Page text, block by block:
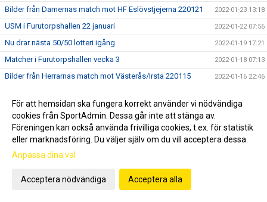
Bilder från Damernas match mot HF Eslövstjejerna 220121 2022-01-23 13:18
USM i Furutorpshallen 22 januari 2022-01-22 07:56
Nu drar nästa 50/50 lotteri igång 2022-01-19 17:21
Matcher i Furutorpshallen vecka 3 2022-01-18 07:13
Bilder från Herrarnas match mot Västerås/Irsta 220115 2022-01-16 22:46
Ändringar i schemat för helgens matcher 2022-01-13 16:53
Lördagens hemmamatch mot Västerås Irsta 2022-01-10 22:12
Matcher vecka 2 2022-01-10 08:51
Inställt för VHK:s damer
Årets första 50/50 lotteri
För att hemsidan ska fungera korrekt använder vi nödvändiga
cookies från SportAdmin. Dessa går inte att stänga av.
Föreningen kan också använda frivilliga cookies, t.ex. för statistik
eller marknadsföring. Du väljer själv om du vill acceptera dessa.
Anpassa dina val
Acceptera nödvändiga Acceptera alla